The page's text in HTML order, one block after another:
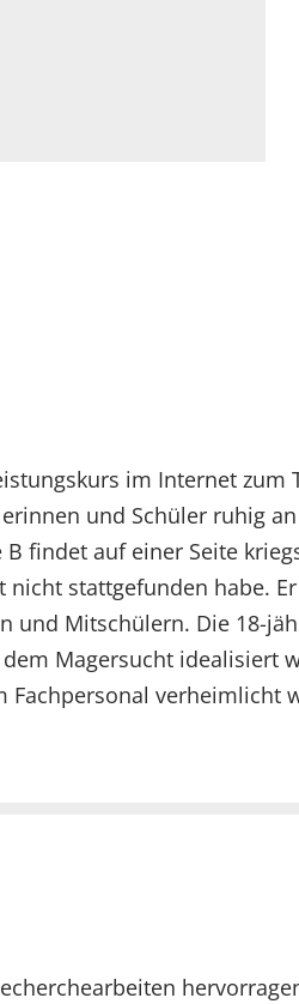
im Internet zum
und Schüler ruhig
findet auf einer Seite
stattgefunden habe.
und Mitschülern. Die 18-
dem Magersucht idealisiert
verheimlicht